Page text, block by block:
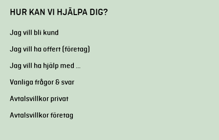
HUR KAN VI HJÄLPA DIG?
Jag vill bli kund
Jag vill ha offert (företag)
Jag vill ha hjälp med …
Vanliga frågor & svar
Avtalsvillkor privat
Avtalsvillkor företag